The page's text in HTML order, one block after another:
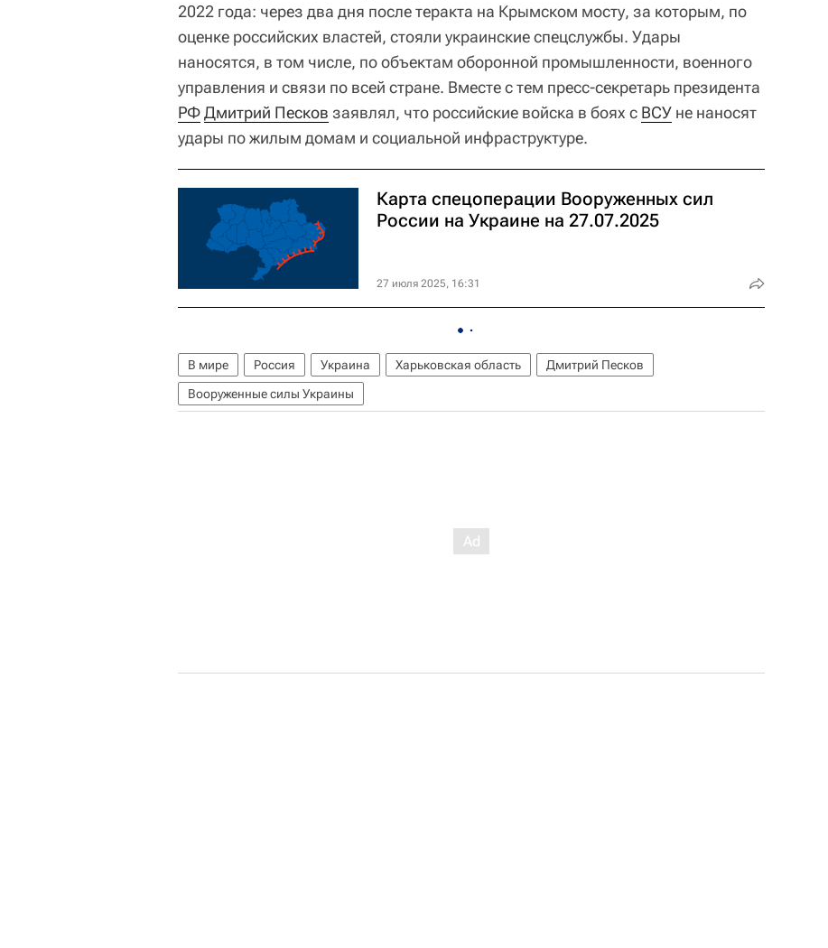
2022 года: через два дня после теракта на Крымском мосту, за которым, по
оценке российских властей, стояли украинские спецслужбы. Удары
наносятся, в том числе, по объектам оборонной промышленности, военного
управления и связи по всей стране. Вместе с тем пресс-секретарь президента
РФДмитрий Песков заявлял, что российские войска в боях с ВСУ не наносят
удары по жилым домам и социальной инфраструктуре.
Карта спецоперации Вооруженных сил
России на Украине на 27.07.2025
27 июля 2025, 16:31
В мире Россия Украина Харьковская область
Дмитрий Песков
Вооруженные силы Украины